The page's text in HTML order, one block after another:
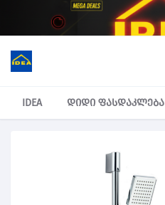
IDEA დიდი ფასდაკლება